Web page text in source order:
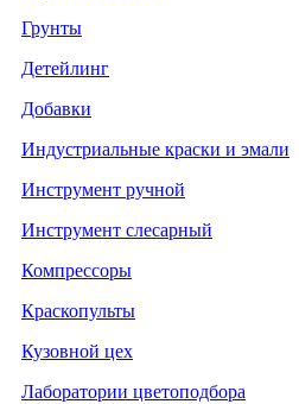
Грунты
Детейлинг
Добавки
Индустриальные краски и эмали
Инструмент ручной
Инструмент слесарный
Компрессоры
Краскопульты
Кузовной цех
Лаборатории цветоподбора